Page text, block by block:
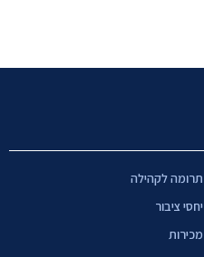
תרומה לקהילה
יחסי ציבור
מכירות